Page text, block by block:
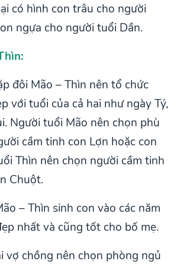
có hình con trâu cho người
ngựa cho người tuổi Dần.
đôi Mão – Thìn nên tổ chức
với tuổi của cả hai như ngày Tý,
Người tuổi Mão nên chọn phù
cầm tinh con Lợn hoặc con
Thìn nên chọn người cầm tinh
Chuột.
– Thìn sinh con vào các năm
nhất và cũng tốt cho bố mẹ.
vợ chồng nên chọn phòng ngủ